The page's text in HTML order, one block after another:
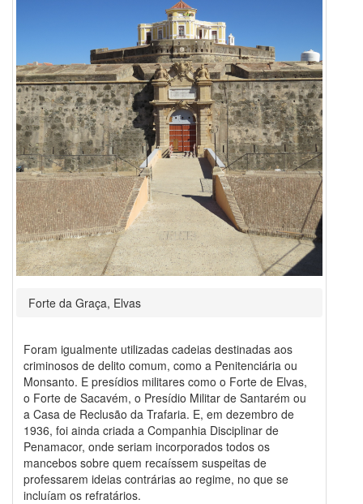
Forte da Graça, Elvas
Foram igualmente utilizadas cadeias destinadas aos
criminosos de delito comum, como a Penitenciária ou
Monsanto. E presídios militares como o Forte de Elvas,
o Forte de Sacavém, o Presídio Militar de Santarém ou
a Casa de Reclusão da Trafaria. E, em dezembro de
1936, foi ainda criada a Companhia Disciplinar de
Penamacor, onde seriam incorporados todos os
mancebos sobre quem recaíssem suspeitas de
professarem ideias contrárias ao regime, no que se
incluíam os refratários.